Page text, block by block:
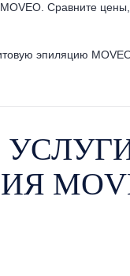
Сравните
эпиляцию